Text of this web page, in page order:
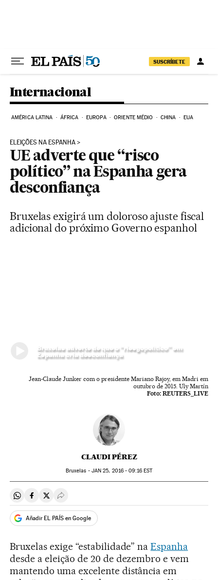
SUSCRÍBETE
Internacional
AMÉRICA LATINA ÁFRICA EUROPA ORIENTE MÉDIO CHINA EUA
ELEIÇÕES NA ESPANHA
UE adverte que “risco
político” na Espanha gera
desconfiança
Bruxelas exigirá um doloroso ajuste fiscal
adicional do próximo Governo espanhol
Bruxelas adverte de que o “riesgopolítico” em
Espanha cria desconfiança
Jean-Claude Junker com o presidente Mariano Rajoy, em Madri em
outubro de 2015. Uly Martín
Foto: REUTERS_LIVE
CLAUDI PÉREZ
Bruxelas - JAN 25, 2016 - 09:16EST
Compartir en Whatsapp
Compartir en Facebook
Compartir en Twitter
Desplegar Redes Sociales
Añadir EL PAÍS en Google
Bruxelas exige “estabilidade” naEspanha
desde a eleição de 20 de dezembro e vem
mantendo uma excelente distância em